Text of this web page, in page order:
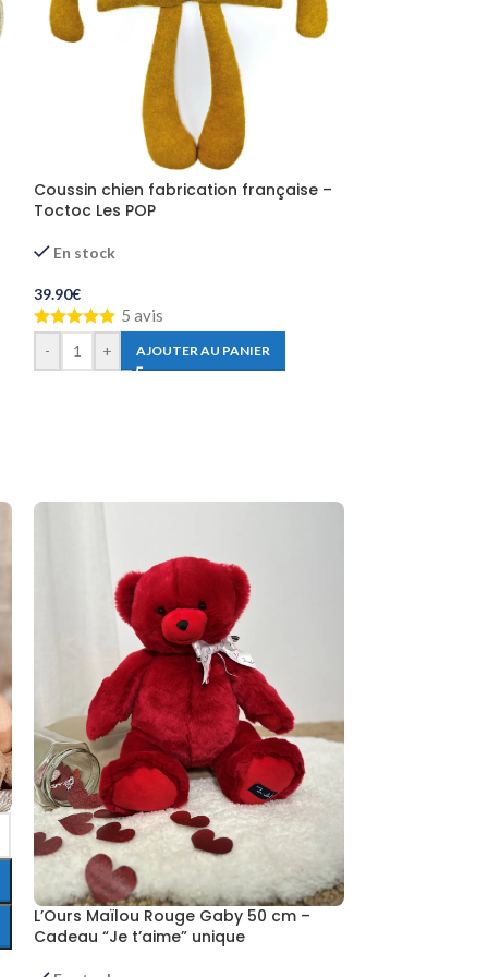
Coussin chien fabrication française –
Toctoc Les POP
En stock
39.90€
5 avis
- + AJOUTER AU PANIER
L’Ours Maïlou Rouge Gaby 50 cm –
Cadeau “Je t’aime” unique